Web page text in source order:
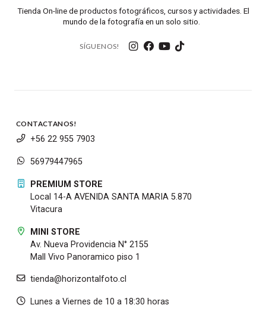
Tienda On-line de productos fotográficos, cursos y actividades. El
mundo de la fotografía en un solo sitio.
SÍGUENOS!
CONTACTANOS!
+56 22 955 7903
56979447965
PREMIUM STORE
Local 14-A AVENIDA SANTA MARIA 5.870
Vitacura
MINI STORE
Av. Nueva Providencia N° 2155
Mall Vivo Panoramico piso 1
tienda@horizontalfoto.cl
Lunes a Viernes de 10 a 18:30 horas